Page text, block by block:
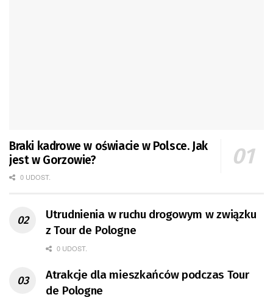
Braki kadrowe w oświacie w Polsce. Jak
jest w Gorzowie?
0 UDOST.
Utrudnienia w ruchu drogowym w związku
z Tour de Pologne
0 UDOST.
Atrakcje dla mieszkańców podczas Tour
de Pologne